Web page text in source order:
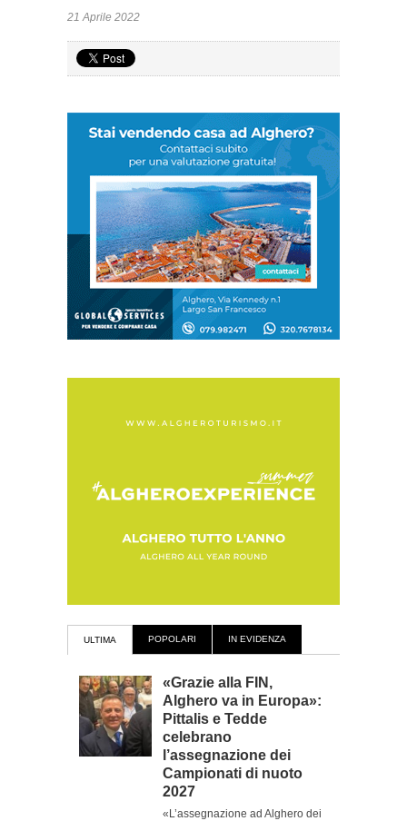
21 Aprile 2022
ULTIMA POPOLARI IN EVIDENZA
«Grazie alla FIN,
Alghero va in Europa»:
Pittalis e Tedde
celebrano
l’assegnazione dei
Campionati di nuoto
2027
«L’assegnazione ad Alghero dei